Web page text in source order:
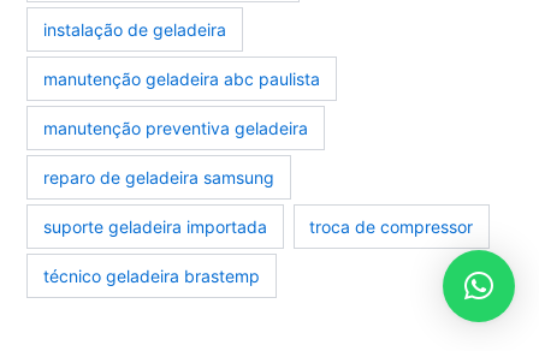
instalação de geladeira
manutenção geladeira abc paulista
manutenção preventiva geladeira
reparo de geladeira samsung
suporte geladeira importada troca de compressor
técnico geladeira brastemp